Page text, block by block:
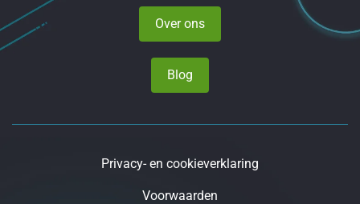
Over ons
Blog
Privacy- en cookieverklaring
Voorwaarden